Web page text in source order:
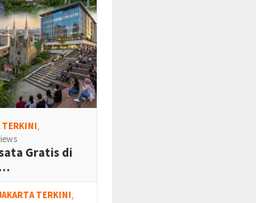
TERKINI
Gratis di
TERKINI